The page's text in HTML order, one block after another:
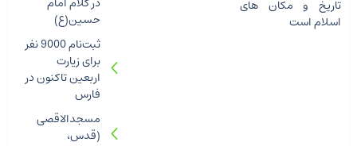
حسین(ع)
ثبت‌نام 9000 نفر
برای زیارت
اربعین تاکنون در
فارس
مسجدالاقصی
(قدس،
تاریخ و مکان های
اسلام است